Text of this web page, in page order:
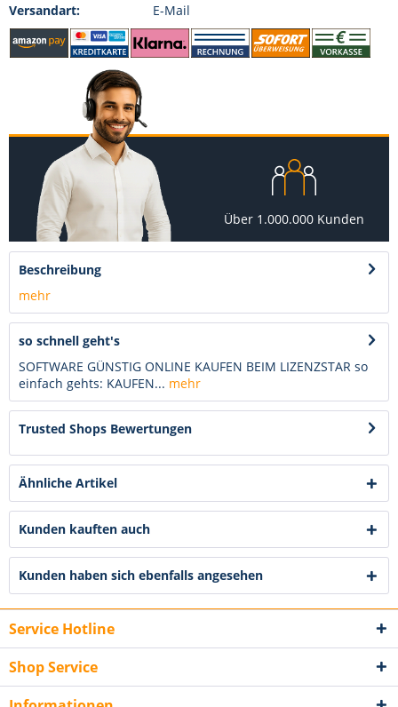
Versandart:
E-Mail
Über 1.000.000 Kunden
Beschreibung
mehr
so schnell geht's
SOFTWARE GÜNSTIG ONLINE KAUFEN BEIM LIZENZSTAR so
einfach gehts: KAUFEN... mehr
Trusted Shops Bewertungen
Ähnliche Artikel
Kunden kauften auch
Kunden haben sich ebenfalls angesehen
Service Hotline
Shop Service